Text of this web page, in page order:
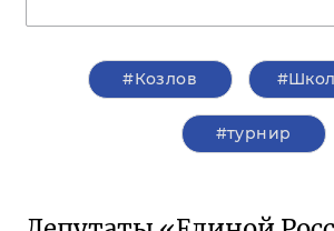
#Козлов
#турнир